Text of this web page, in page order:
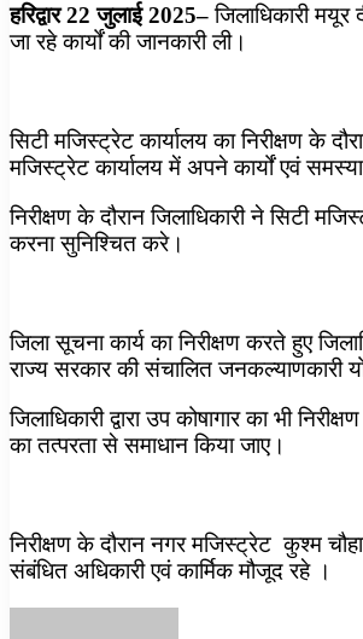
हरिद्वार 22 जुलाई 2025–जिलाधिकारी
जा रहे कार्यों की जानकारी ली।
सिटी मजिस्ट्रेट कार्यालय का निरीक्षण के
मजिस्ट्रेट कार्यालय में अपने कार्यों एवं
निरीक्षण के दौरान जिलाधिकारी ने सिटी
करना सुनिश्चित करे।
जिला सूचना कार्य का निरीक्षण करते हुए
राज्य सरकार की संचालित जनकल्याणकारी
जिलाधिकारी द्वारा उप कोषागार का भी
का तत्परता से समाधान किया जाए।
निरीक्षण के दौरान नगर मजिस्ट्रेट कुश्म
संबंधित अधिकारी एवं कार्मिक मौजूद रहे ।